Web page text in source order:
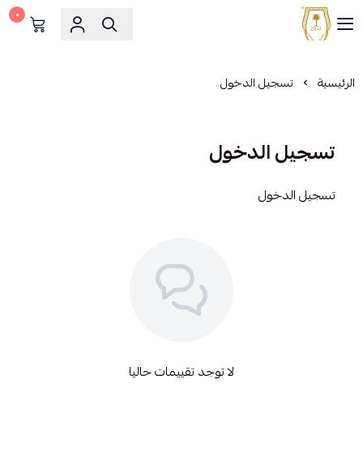
مشالح المهدي الملكية
٠
الرئيسية تسجيل الدخول
تسجيل الدخول
تسجيل الدخول
لا توجد تقييمات حاليا